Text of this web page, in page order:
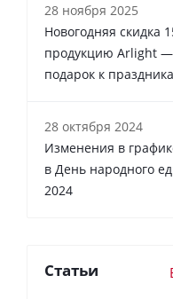
28 ноября 2025
Новогодняя скидка
продукцию Arlight
подарок к
28 октября 2024
Изменения в
в День народного
2024
Статьи